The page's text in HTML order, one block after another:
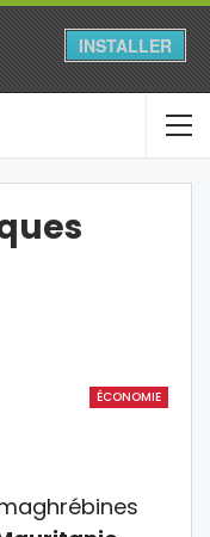
INSTALLER
ÉCONOMIE